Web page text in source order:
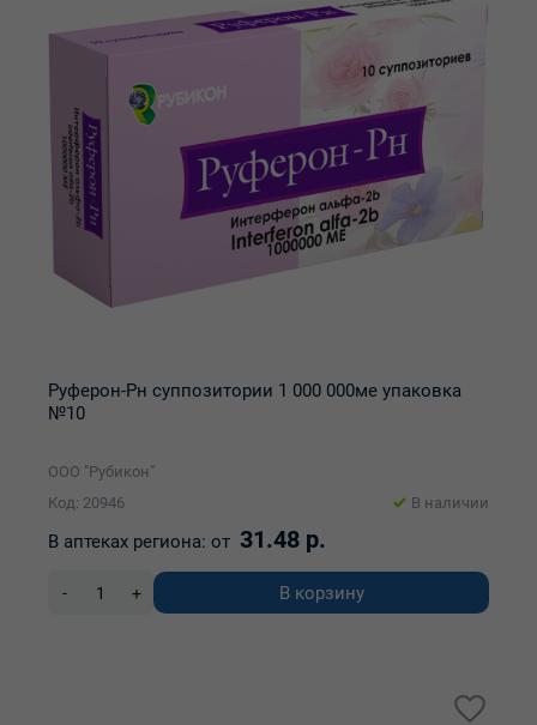
Руферон-Рн суппозитории 1 000 000ме упаковка
№10
ООО "Рубикон"
Код: 20946
В наличии
В аптеках региона: от 31.48 р.
- + В корзину